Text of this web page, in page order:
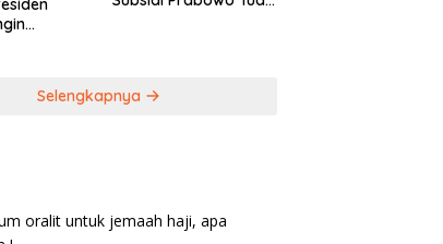
Selengkapnya